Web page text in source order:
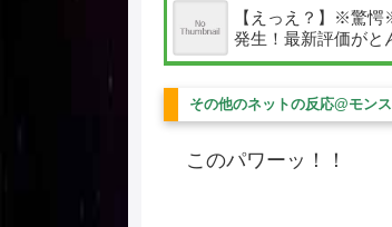
【えっえ？】※驚
発生！最新評価がと
その他のネットの反応@モン
このパワーッ！！